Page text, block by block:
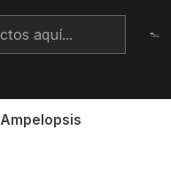
Ampelopsis